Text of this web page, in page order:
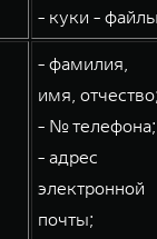
- куки -
- фамилия,
имя,
- № телефона;
- адрес
электронной
почты;